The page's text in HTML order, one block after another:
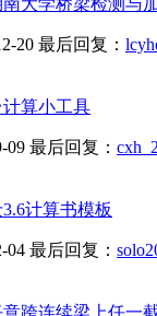
南大学桥梁检测与
20 最后回复：
计算小工具
09 最后回复：
计算书模板
04 最后回复：
跨连续梁上任一